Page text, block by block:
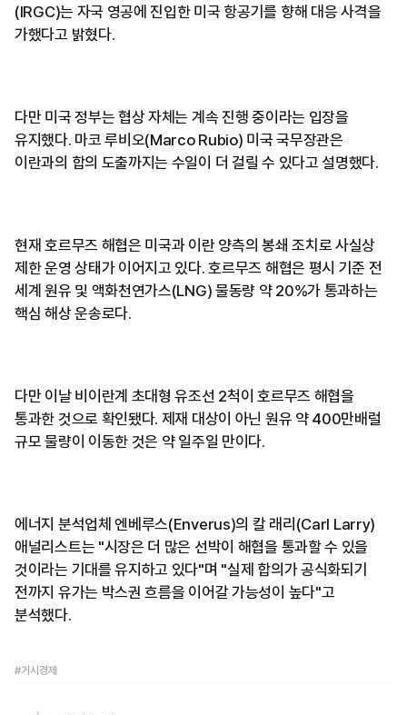
(IRGC)는 자국 영공에 진입한 미국 항공기를 향해 대응 사격을
가했다고 밝혔다.
다만 미국 정부는 협상 자체는 계속 진행 중이라는 입장을
유지했다. 마코 루비오(Marco Rubio) 미국 국무장관은
이란과의 합의 도출까지는 수일이 더 걸릴 수 있다고 설명했다.
현재 호르무즈 해협은 미국과 이란 양측의 봉쇄 조치로 사실상
제한 운영 상태가 이어지고 있다. 호르무즈 해협은 평시 기준 전
세계 원유 및 액화천연가스(LNG) 물동량 약 20%가 통과하는
핵심 해상 운송로다.
다만 이날 비이란계 초대형 유조선 2척이 호르무즈 해협을
통과한 것으로 확인됐다. 제재 대상이 아닌 원유 약 400만배럴
규모 물량이 이동한 것은 약 일주일 만이다.
에너지 분석업체 엔베루스(Enverus)의 칼 래리(Carl Larry)
애널리스트는 "시장은 더 많은 선박이 해협을 통과할 수 있을
것이라는 기대를 유지하고 있다"며 "실제 합의가 공식화되기
전까지 유가는 박스권 흐름을 이어갈 가능성이 높다"고
분석했다.
#거시경제